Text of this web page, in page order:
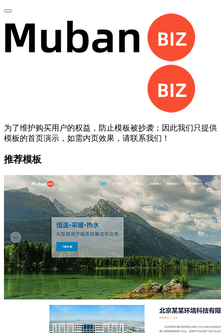
为了维护购买用户的权益，防止模板被抄袭；因此我们只提供
模板的首页演示，如需内页效果，请联系我们！
推荐模板